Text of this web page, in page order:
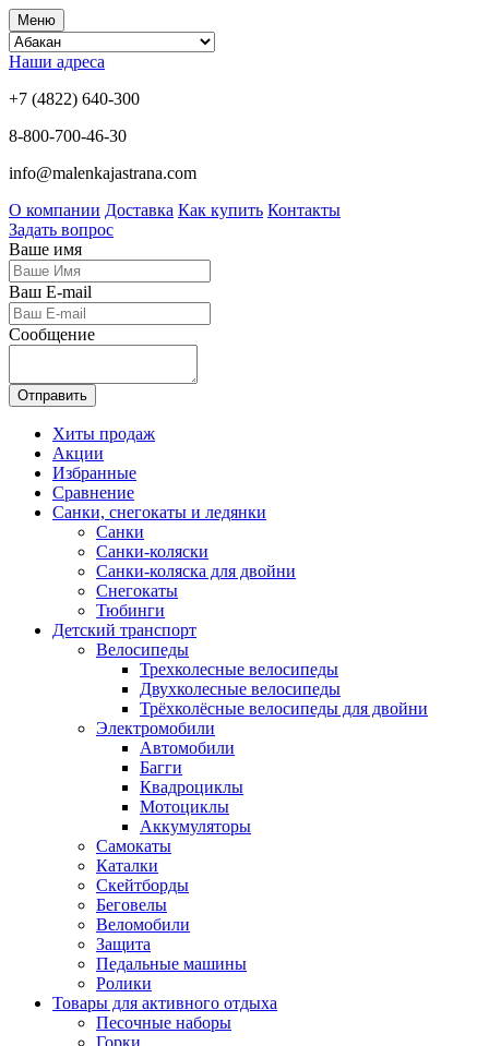
Меню
Наши адреса
+7 (4822) 640-300
8-800-700-46-30
info@malenkajastrana.com
О компании Доставка Как купить Контакты
Задать вопрос
Ваше имя
Ваш E-mail
Сообщение
Отправить
Хиты продаж
Акции
Избранные
Сравнение
Санки, снегокаты и ледянки
Санки
Санки-коляски
Санки-коляска для двойни
Снегокаты
Тюбинги
Детский транспорт
Велосипеды
Трехколесные велосипеды
Двухколесные велосипеды
Трёхколёсные велосипеды для двойни
Электромобили
Автомобили
Багги
Квадроциклы
Мотоциклы
Аккумуляторы
Самокаты
Каталки
Скейтборды
Беговелы
Веломобили
Защита
Педальные машины
Ролики
Товары для активного отдыха
Песочные наборы
Горки